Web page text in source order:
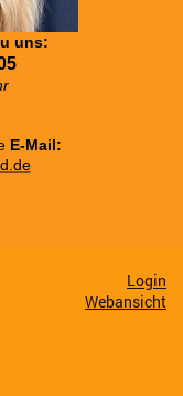
uns:
E-Mail:
Login
Webansicht